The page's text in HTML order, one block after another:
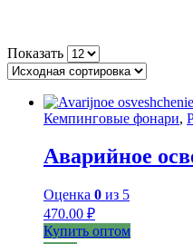
Показать
Кемпинговые фонари,
Аварийное
Оценка 0 из 5
470.00 ₽
Купить оптом